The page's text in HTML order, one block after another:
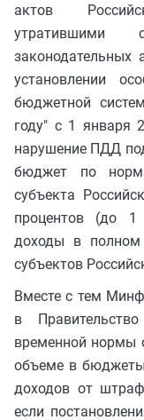
актов
утратившими
законодательных
установлении
бюджетной
году" с 1 января
нарушение ПДД
бюджет по
субъекта
процентов (до
доходы в
субъектов
Вместе с тем
в
временной нормы
объеме в бюджеты
доходов от
если